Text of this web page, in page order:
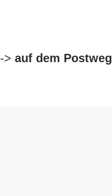
> auf dem Postweg